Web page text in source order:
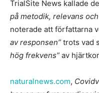
TrialSite News kallade
på metodik, relevans
noterade att författarna
av responsen” trots vad
hög frekvens” av
naturalnews.com,